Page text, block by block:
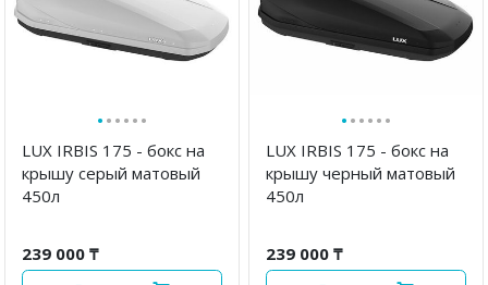
······
LUX IRBIS 175 - бокс на
крышу серый матовый
450л
239 000 ₸
······
LUX IRBIS 175 - бокс на
крышу черный матовый
450л
239 000 ₸